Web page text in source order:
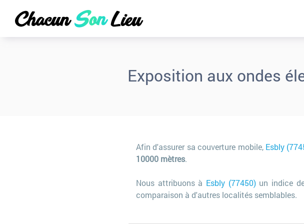
Exposition aux ondes
Afin d'assurer sa couverture mobile, Esbly
10000 mètres.
Nous attribuons à Esbly (77450)un indice
comparaison à d'autres localités semblables.